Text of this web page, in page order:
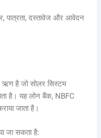
पात्रता, दस्तावेज और आवेदन
ऋण है जो सोलर सिस्टम
है। यह लोन बैंक, NBFC
जाता है।
जा सकता है: